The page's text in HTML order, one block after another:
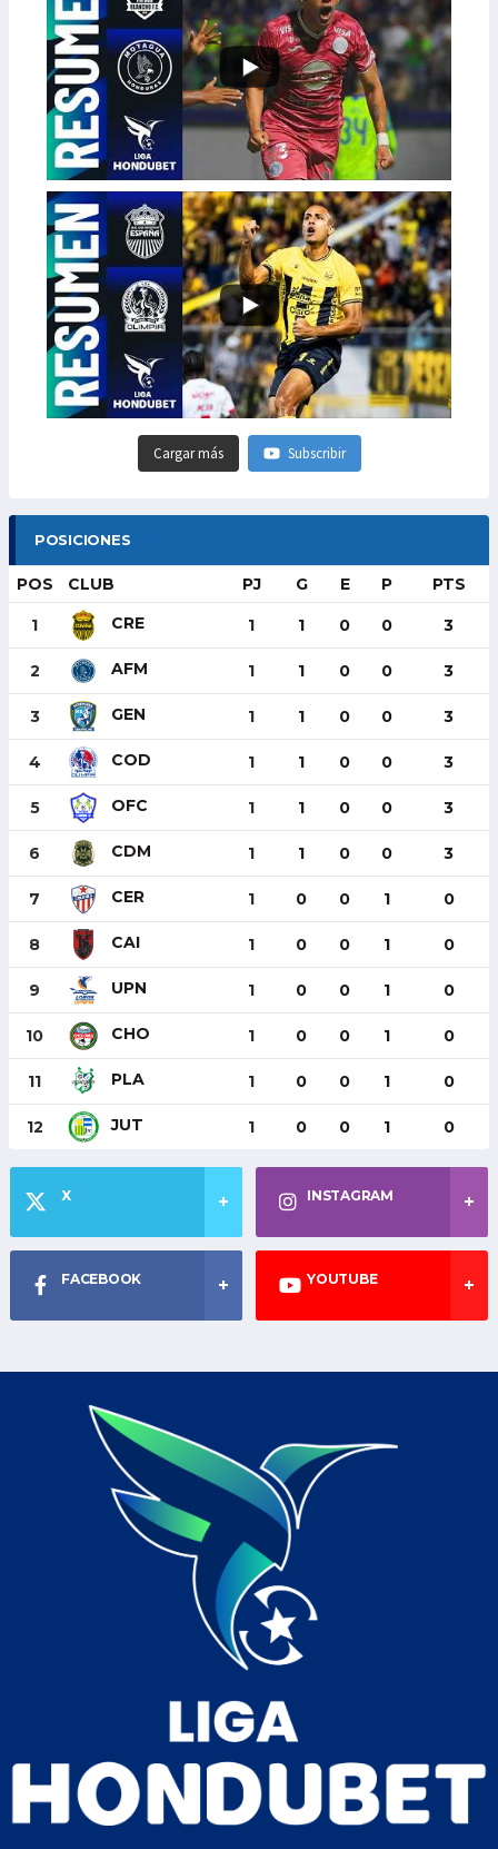
Cargar más Subscribir
POSICIONES
POS CLUB PJ G E P PTS
1 CRE 1 1 0 0 3
2 AFM 1 1 0 0 3
3 GEN 1 1 0 0 3
4 COD 1 1 0 0 3
5 OFC 1 1 0 0 3
6 CDM 1 1 0 0 3
7 CER 1 0 0 1 0
8 CAI 1 0 0 1 0
9 UPN 1 0 0 1 0
10 CHO 1 0 0 1 0
11 PLA 1 0 0 1 0
12 JUT 1 0 0 1 0
X INSTAGRAM
FACEBOOK YOUTUBE